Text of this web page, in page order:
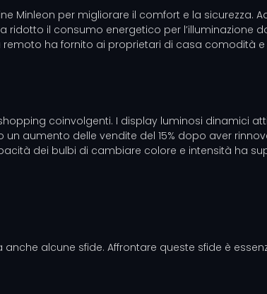
Minleon per migliorare il comfort e la sicurezza.
il consumo energetico per l’illuminazione
ha fornito ai proprietari di casa comodità e
coinvolgenti. I display luminosi dinamici
aumento delle vendite del 15% dopo aver
dei bulbi di cambiare colore e intensità ha
alcune sfide. Affrontare queste sfide è